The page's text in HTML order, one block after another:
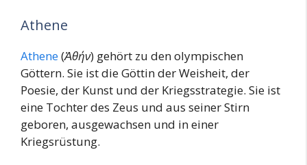
Athene
Athene(Ἀθήν) gehört zu den olympischen
Göttern. Sie ist die Göttin der Weisheit, der
Poesie, der Kunst und der Kriegsstrategie. Sie ist
eine Tochter des Zeus und aus seiner Stirn
geboren, ausgewachsen und in einer
Kriegsrüstung.